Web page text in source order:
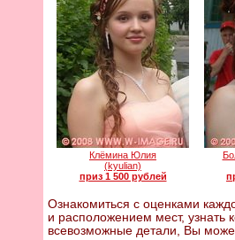
Клёмина Юлия
(kyulian)
приз 1 500 рублей
Ознакомиться с оценками
и расположением мест, узнать
всевозможные детали, Вы